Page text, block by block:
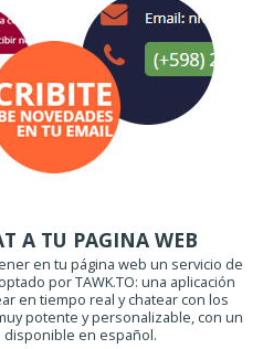
A TU PAGINA WEB
en tu página web un servicio de
por TAWK.TO: una aplicación
en tiempo real y chatear con los
potente y personalizable, con un
en español.